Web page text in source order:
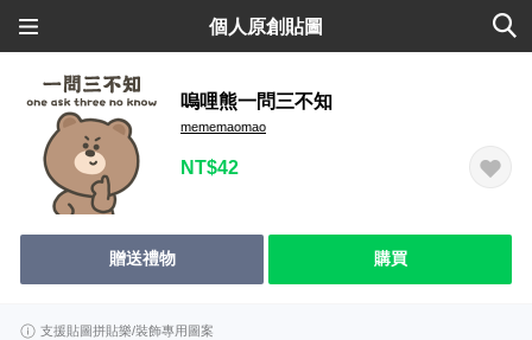
個人原創貼圖
嗚哩熊一問三不知
mememaomao
NT$42
贈送禮物 購買
支援貼圖拼貼樂/裝飾專用圖案